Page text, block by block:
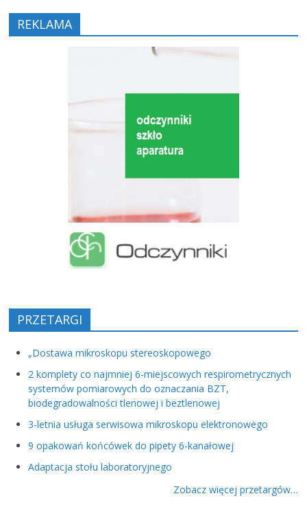
REKLAMA
PRZETARGI
„Dostawa mikroskopu stereoskopowego
2 komplety co najmniej 6-miejscowych respirometrycznych
systemów pomiarowych do oznaczania BZT,
biodegradowalności tlenowej i beztlenowej
3-letnia usługa serwisowa mikroskopu elektronowego
9 opakowań końcówek do pipety 6-kanałowej
Adaptacja stołu laboratoryjnego
Zobacz więcej przetargów…